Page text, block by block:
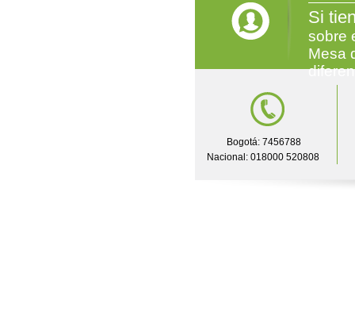
Si
sobre
Mesa
Bogotá: 7456788
Nacional: 018000 520808